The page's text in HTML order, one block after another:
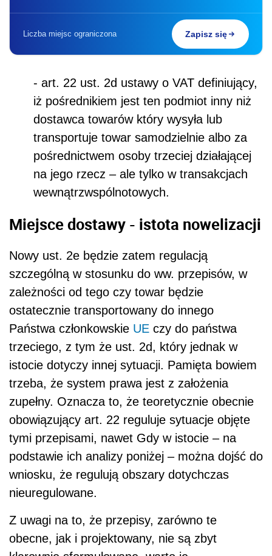
Liczba miejsc ograniczona Zapisz się
- art. 22 ust. 2d ustawy o VAT definiujący,
iż pośrednikiem jest ten podmiot inny niż
dostawca towarów który wysyła lub
transportuje towar samodzielnie albo za
pośrednictwem osoby trzeciej działającej
na jego rzecz – ale tylko w transakcjach
wewnątrzwspólnotowych.
Miejsce dostawy - istota nowelizacji
Nowy ust. 2e będzie zatem regulacją
szczególną w stosunku do ww. przepisów, w
zależności od tego czy towar będzie
ostatecznie transportowany do innego
Państwa członkowskie UE czy do państwa
trzeciego, z tym że ust. 2d, który jednak w
istocie dotyczy innej sytuacji. Pamięta bowiem
trzeba, że system prawa jest z założenia
zupełny. Oznacza to, że teoretycznie obecnie
obowiązujący art. 22 reguluje sytuacje objęte
tymi przepisami, nawet Gdy w istocie – na
podstawie ich analizy poniżej – można dojść do
wniosku, że regulują obszary dotychczas
nieuregulowane.
Z uwagi na to, że przepisy, zarówno te
obecne, jak i projektowany, nie są zbyt